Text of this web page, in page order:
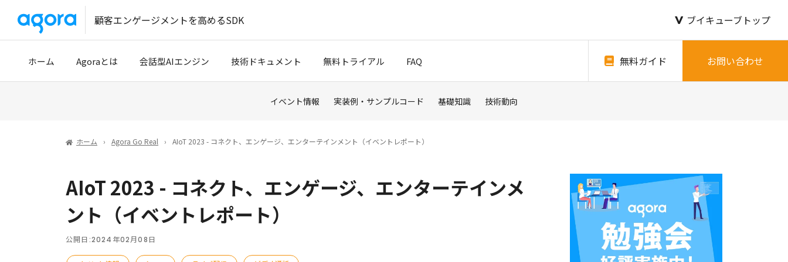
顧客エンゲージメントを高めるSDK ブイキューブトップ
ホーム Agoraとは 会話型AIエンジン 技術ドキュメント
クイックスタート
Tencent Cloud
無料トライアル FAQ 無料ガイド お問い合わせ
イベント情報 実装例・サンプルコード 基礎知識 技術動向
ホーム Agora Go Real AIoT 2023 - コネクト、エンゲージ、エンターテインメント（イベントレポート）
AIoT 2023 - コネクト、エンゲージ、エンターテインメ
ント（イベントレポート）
公開日:2024年02月08日